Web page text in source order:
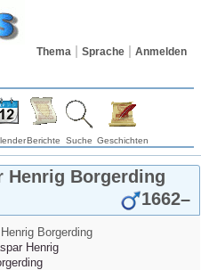
Thema Sprache Anmelden
Berichte Suche Geschichten
Henrig Borgerding
1662–
Borgerding
Henrig